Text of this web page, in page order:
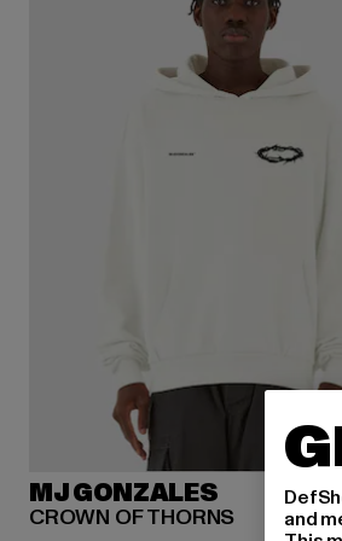
MJ GONZALES
CROWN OF THORNS
and